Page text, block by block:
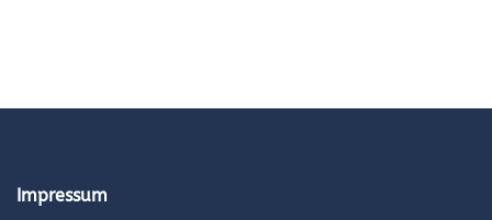
Impressum